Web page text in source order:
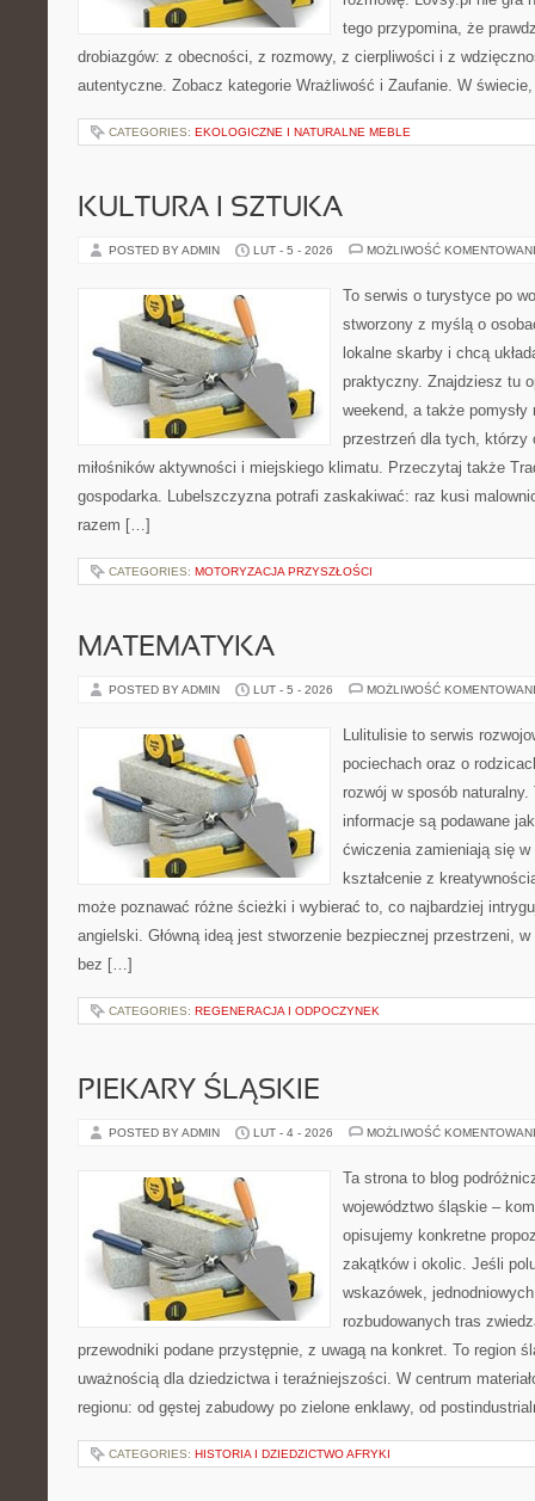
tego przypomina, że
drobiazgów: z obecności, z rozmowy, z cierpliwości i z
autentyczne. Zobacz kategorie Wrażliwość i Zaufanie. W
CATEGORIES: EKOLOGICZNE I NATURALNE MEBLE
KULTURA I SZTUKA
POSTED BY ADMIN LUT - 5 - 2026 MOŻLIWOŚĆ
To serwis o turystyce po
stworzony z myślą o
lokalne skarby i chcą
praktyczny. Znajdziesz tu
weekend, a także
przestrzeń dla tych, którzy
miłośników aktywności i miejskiego klimatu. Przeczytaj także
gospodarka. Lubelszczyzna potrafi zaskakiwać: raz kusi
razem […]
CATEGORIES: MOTORYZACJA PRZYSZŁOŚCI
MATEMATYKA
POSTED BY ADMIN LUT - 5 - 2026 MOŻLIWOŚĆ
Lulitulisie to serwis
pociechach oraz o
rozwój w sposób
informacje są podawane
ćwiczenia zamieniają się w
kształcenie z
może poznawać różne ścieżki i wybierać to, co najbardziej
angielski. Główną ideą jest stworzenie bezpiecznej przestrzeni,
bez […]
CATEGORIES: REGENERACJA I ODPOCZYNEK
PIEKARY ŚLĄSKIE
POSTED BY ADMIN LUT - 4 - 2026 MOŻLIWOŚĆ
Ta strona to blog
województwo śląskie –
opisujemy konkretne
zakątków i okolic. Jeśli
wskazówek,
rozbudowanych tras
przewodniki podane przystępnie, z uwagą na konkret. To region
uważnością dla dziedzictwa i teraźniejszości. W centrum
regionu: od gęstej zabudowy po zielone enklawy, od
CATEGORIES: HISTORIA I DZIEDZICTWO AFRYKI